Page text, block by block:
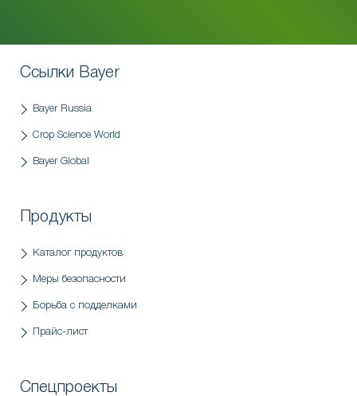
Ссылки Bayer
Bayer Russia
Crop Science World
Bayer Global
Продукты
Каталог продуктов
Меры безопасности
Борьба с подделками
Прайс-лист
Спецпроекты